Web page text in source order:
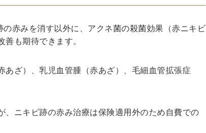
赤みを消す以外に、アクネ菌の殺菌効果（赤ニキビ
も期待できます。
あざ）、乳児血管腫（赤あざ）、毛細血管拡張症
ニキビ跡の赤み治療は保険適用外のため自費での